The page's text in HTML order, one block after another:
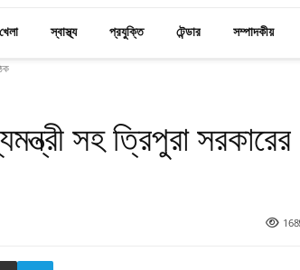
খেলা স্বাস্থ্য প্রযুক্তি টেন্ডার সম্পাদকীয়
সহ ত্রিপুরা সরকারের
168